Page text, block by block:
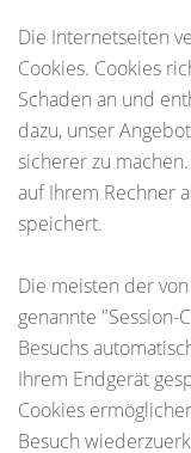
Die Internetseiten
Cookies. Cookies
Schaden an und
dazu, unser
sicherer zu
auf Ihrem Rechner
speichert.
Die meisten der
genannte "Session-
Besuchs
Ihrem Endgerät
Cookies
Besuch